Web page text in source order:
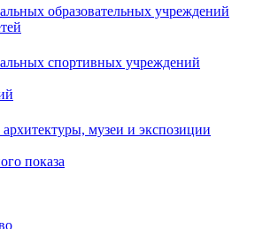
образовательных учреждений
спортивных учреждений
музеи и экспозиции
показа